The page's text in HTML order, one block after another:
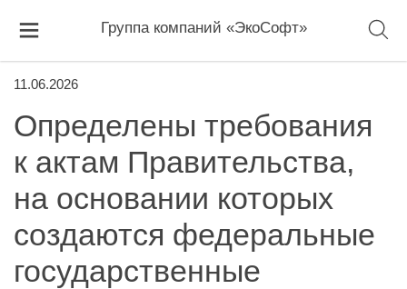
Группа компаний «ЭкоСофт»
11.06.2026
Определены требования
к актам Правительства,
на основании которых
создаются федеральные
государственные